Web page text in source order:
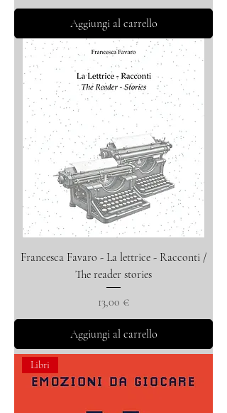
Aggiungi al carrello
Francesca Favaro - La lettrice - Racconti /
The reader stories
Prezzo
13,00 €
Aggiungi al carrello
Libri